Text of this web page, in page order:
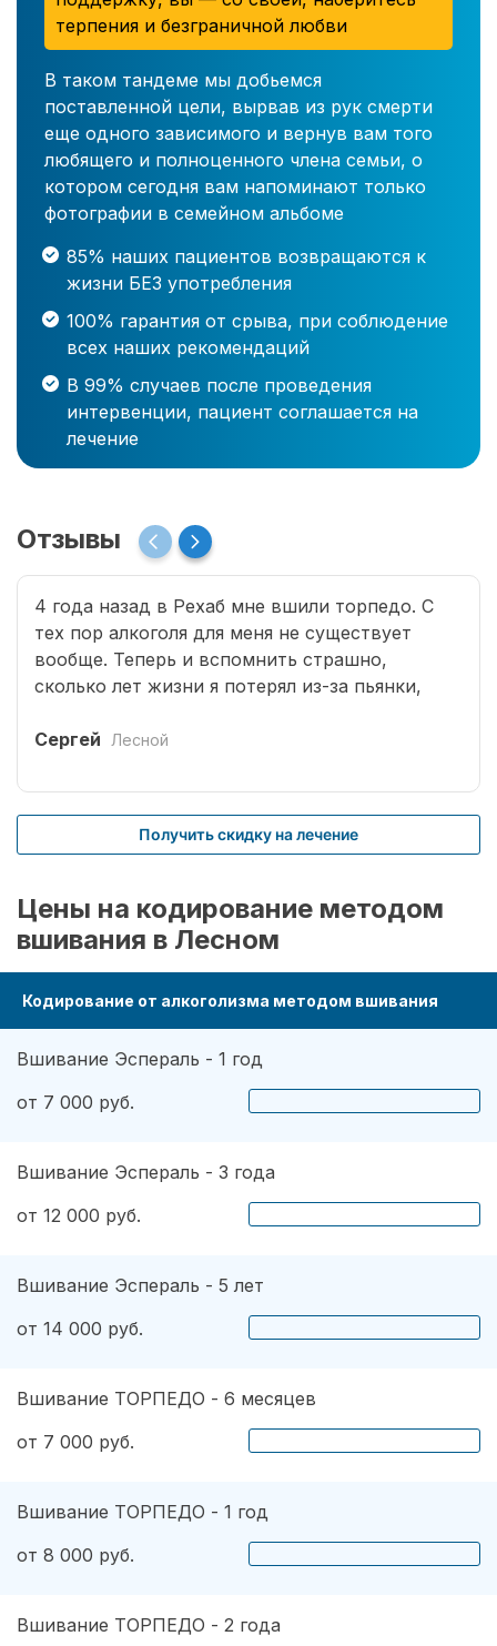
терпения и безграничной любви
В таком тандеме мы добьемся
поставленной цели, вырвав из рук смерти
еще одного зависимого и вернув вам того
любящего и полноценного члена семьи, о
котором сегодня вам напоминают только
фотографии в семейном альбоме
85% наших пациентов возвращаются к
жизни БЕЗ употребления
100% гарантия от срыва, при соблюдение
всех наших рекомендаций
В 99% случаев после проведения
интервенции, пациент соглашается на
лечение
Отзывы
4 года назад в Рехаб мне вшили торпедо. С
тех пор алкоголя для меня не существует
вообще. Теперь и вспомнить страшно,
сколько лет жизни я потерял из-за пьянки,
мою новую жизнь.
Сергей Лесной
Получить скидку на лечение
Цены на кодирование методом
вшивания в Лесном
Кодирование от алкоголизма методом вшивания
Вшивание Эспераль - 1 год
от 7 000 руб.
Вшивание Эспераль - 3 года
от 12 000 руб.
Вшивание Эспераль - 5 лет
от 14 000 руб.
Вшивание ТОРПЕДО - 6 месяцев
от 7 000 руб.
Вшивание ТОРПЕДО - 1 год
от 8 000 руб.
Вшивание ТОРПЕДО - 2 года